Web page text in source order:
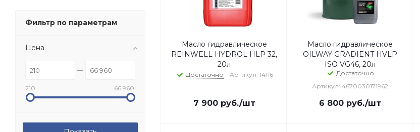
Масло гидравлическое
REINWELL HYDROL HLP 32,
20л
Достаточно Артикул: 14116
7 900руб./шт
Масло гидравлическое
OILWAY GRADIENT HVLP
ISO VG46, 20л
Достаточно
Артикул: 4670030171962
6 800руб./шт
Фильтр по параметрам
Цена
210 66 960